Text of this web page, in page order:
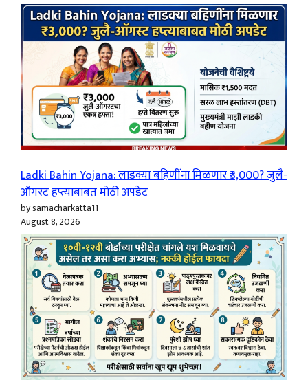
Ladki Bahin Yojana: लाडक्या बहिणींना मिळणार ₹3,000? जुलै-
ऑगस्ट हप्त्याबाबत मोठी अपडेट
by samacharkatta11
August 8, 2026